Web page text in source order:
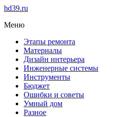
hd39.ru
Меню
Этапы ремонта
Материалы
Дизайн интерьера
Инженерные системы
Инструменты
Бюджет
Ошибки и советы
Умный дом
Разное